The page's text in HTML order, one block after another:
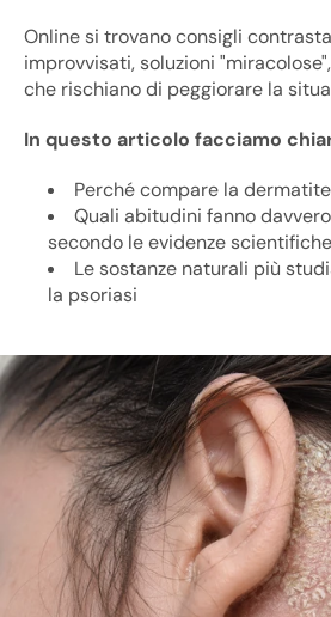
Online si trovano consigli
improvvisati, soluzioni
che rischiano di peggiorare la
In questo articolo facciamo
Perché compare la
Quali abitudini fanno
secondo le evidenze scientifiche
Le sostanze naturali più
la psoriasi